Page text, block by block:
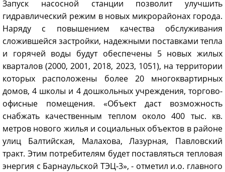
Запуск насосной станции позволит улучшить
гидравлический режим в новых микрорайонах города.
Наряду с повышением качества обслуживания
сложившейся застройки, надежными поставками тепла
и горячей воды будут обеспечены 5 новых жилых
кварталов (2000, 2001, 2018, 2023, 1051), на территории
которых расположены более 20 многоквартирных
домов, 4 школы и 4 дошкольных учреждения, торгово-
офисные помещения. «Объект даст возможность
снабжать качественным теплом около 400 тыс. кв.
метров нового жилья и социальных объектов в районе
улиц Балтийская, Малахова, Лазурная, Павловский
тракт. Этим потребителям будет поставляться тепловая
энергия с Барнаульской ТЭЦ-3», - отметил и.о. главного